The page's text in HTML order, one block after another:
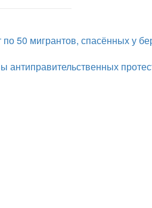
50 мигрантов, спасённых у
антиправительственных